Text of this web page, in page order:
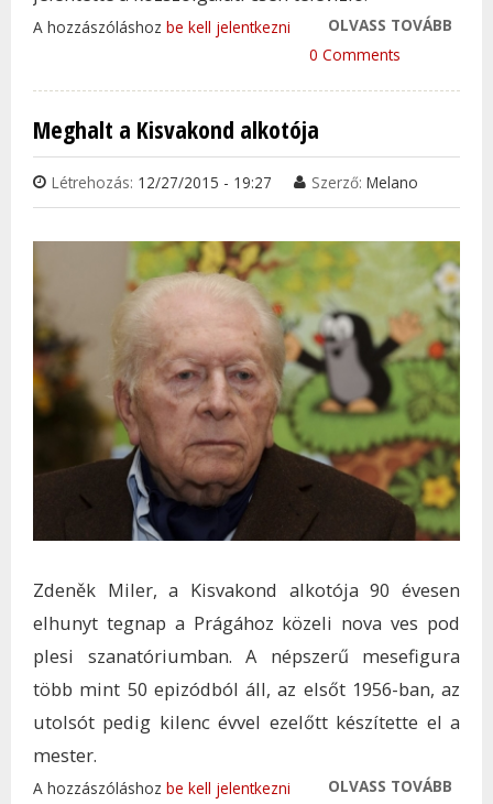
OLVASS TOVÁBB
A hozzászóláshoz be kell jelentkezni
0 Comments
Meghalt a Kisvakond alkotója
Létrehozás: 12/27/2015 - 19:27 Szerző: Melano
Zdeněk Miler, a Kisvakond alkotója 90 évesen
elhunyt tegnap a Prágához közeli nova ves pod
plesi szanatóriumban. A népszerű mesefigura
több mint 50 epizódból áll, az elsőt 1956-ban, az
utolsót pedig kilenc évvel ezelőtt készítette el a
mester.
OLVASS TOVÁBB
A hozzászóláshoz be kell jelentkezni